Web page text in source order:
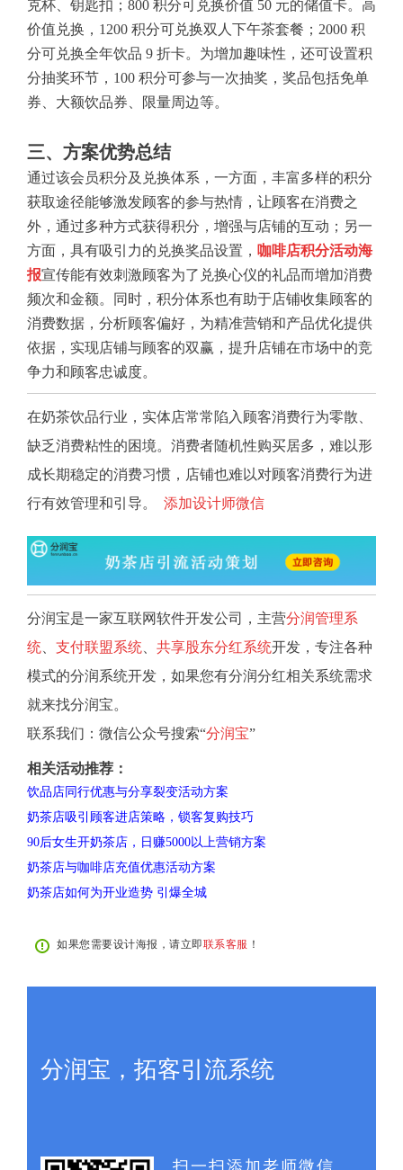
克杯、钥匙扣；800 积分可兑换价值 50 元的储值卡。高
价值兑换，1200 积分可兑换双人下午茶套餐；2000 积
分可兑换全年饮品 9 折卡。为增加趣味性，还可设置积
分抽奖环节，100 积分可参与一次抽奖，奖品包括免单
券、大额饮品券、限量周边等。
三、方案优势总结
通过该会员积分及兑换体系，一方面，丰富多样的积分
获取途径能够激发顾客的参与热情，让顾客在消费之
外，通过多种方式获得积分，增强与店铺的互动；另一
方面，具有吸引力的兑换奖品设置， 咖啡店积分活动海
报宣传能有效刺激顾客为了兑换心仪的礼品而增加消费
频次和金额。同时，积分体系也有助于店铺收集顾客的
消费数据，分析顾客偏好，为精准营销和产品优化提供
依据，实现店铺与顾客的双赢，提升店铺在市场中的竞
争力和顾客忠诚度。
在奶茶饮品行业，实体店常常陷入顾客消费行为零散、
缺乏消费粘性的困境。消费者随机性购买居多，难以形
成长期稳定的消费习惯，店铺也难以对顾客消费行为进
行有效管理和引导。 添加设计师微信
分润宝是一家互联网软件开发公司，主营分润管理系
统、 支付联盟系统、 共享股东分红系统开发，专注各种
模式的分润系统开发，如果您有分润分红相关系统需求
就来找分润宝。
联系我们：微信公众号搜索“分润宝”
相关活动推荐：
饮品店同行优惠与分享裂变活动方案
奶茶店吸引顾客进店策略，锁客复购技巧
90后女生开奶茶店，日赚5000以上营销方案
奶茶店与咖啡店充值优惠活动方案
奶茶店如何为开业造势 引爆全城
如果您需要设计海报，请立即联系客服 ！
分润宝，拓客引流系统